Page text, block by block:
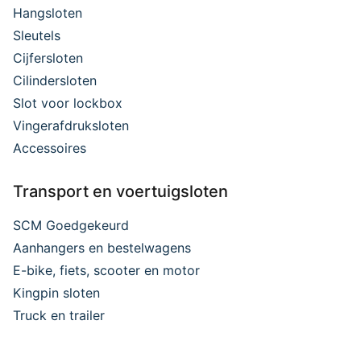
Hangsloten
Sleutels
Cijfersloten
Cilindersloten
Slot voor lockbox
Vingerafdruksloten
Accessoires
Transport en voertuigsloten
SCM Goedgekeurd
Aanhangers en bestelwagens
E-bike, fiets, scooter en motor
Kingpin sloten
Truck en trailer